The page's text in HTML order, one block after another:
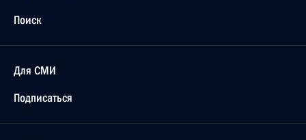
Поиск
Для СМИ
Подписаться